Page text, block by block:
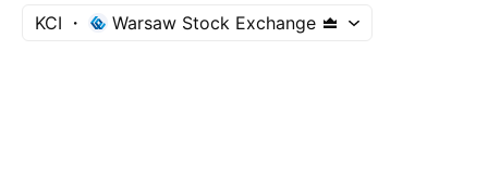
KCI Warsaw Stock Exchange